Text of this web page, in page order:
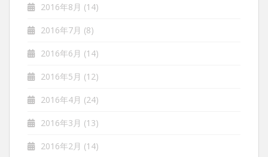
2016年8月 (14)
2016年7月 (8)
2016年6月 (14)
2016年5月 (12)
2016年4月 (24)
2016年3月 (13)
2016年2月 (14)